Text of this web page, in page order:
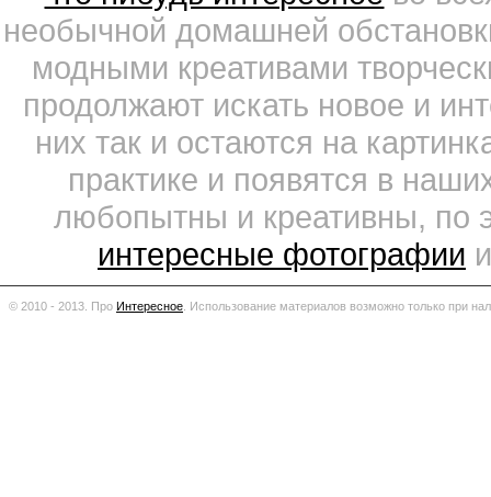
необычной домашней
модными креативами
продолжают искать новое и
них так и остаются на
практике и появятся в
любопытны и креативны, по
интересные фотографии
© 2010 - 2013. Про Интересное Использование материалов возможно только при